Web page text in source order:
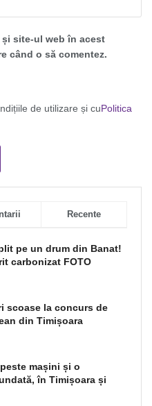
și site-ul web în acest
când o să comentez.
de utilizare și cuPolitica
Recente
pe un drum din Banat!
carbonizat FOTO
scoase la concurs de
din Timișoara
mașini și o
în Timișoara și